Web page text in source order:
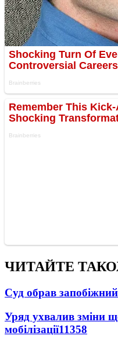
ЧИТАЙТЕ
Суд обрав
Уряд ухвалив зміни
мобілізації11358